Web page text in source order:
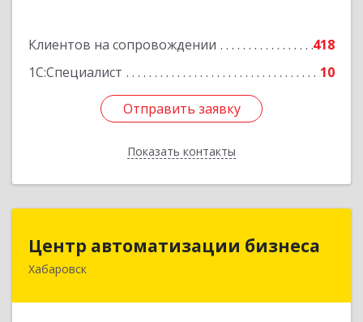
Клиентов на сопровождении
418
1С:Специалист
10
Отправить заявку
Показать контакты
Отправить заявку
Назад
Центр автоматизации бизнеса
Хабаровск
Центр автоматизации бизнеса
680030, Хабаровский край, Хабаровск г, Ленина